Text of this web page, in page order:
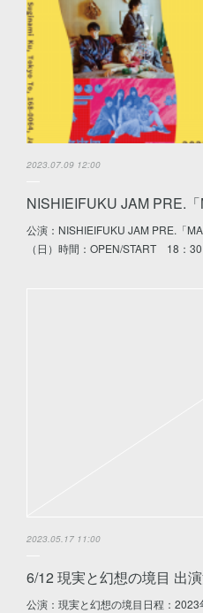
2023.07.09 12:00
NISHIEIFUKU JAM PRE.
公演：NISHIEIFUKU JAM PRE.「
（日）時間：OPEN/START 18：
2023.05.17 11:00
6/12 現実と幻想の境目 出演
公演：現実と幻想の境目日程：2023